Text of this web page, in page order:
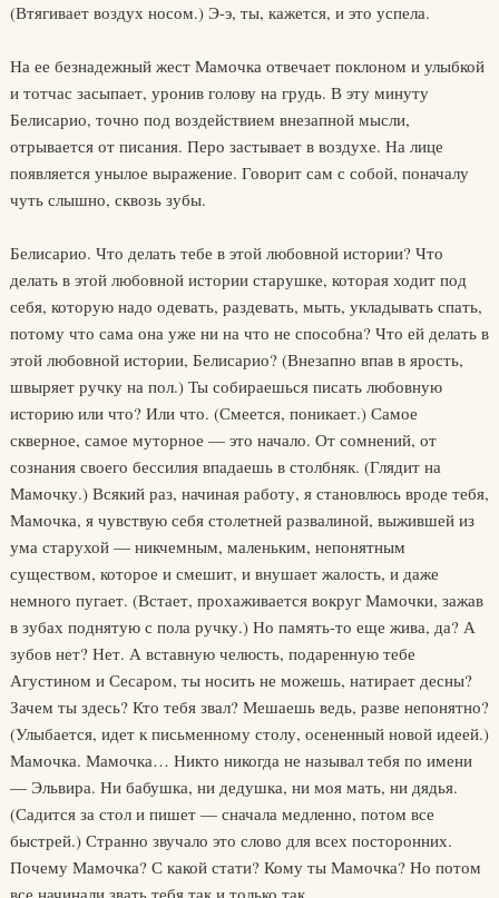
(Втягивает воздух носом.) Э-э, ты, кажется, и это успела.
На ее безнадежный жест Мамочка отвечает поклоном и улыбкой
и тотчас засыпает, уронив голову на грудь. В эту минуту
Белисарио, точно под воздействием внезапной мысли,
отрывается от писания. Перо застывает в воздухе. На лице
появляется унылое выражение. Говорит сам с собой, поначалу
чуть слышно, сквозь зубы.
Белисарио. Что делать тебе в этой любовной истории? Что
делать в этой любовной истории старушке, которая ходит под
себя, которую надо одевать, раздевать, мыть, укладывать спать,
потому что сама она уже ни на что не способна? Что ей делать в
этой любовной истории, Белисарио? (Внезапно впав в ярость,
швыряет ручку на пол.) Ты собираешься писать любовную
историю или что? Или что. (Смеется, поникает.) Самое
скверное, самое муторное — это начало. От сомнений, от
сознания своего бессилия впадаешь в столбняк. (Глядит на
Мамочку.) Всякий раз, начиная работу, я становлюсь вроде тебя,
Мамочка, я чувствую себя столетней развалиной, выжившей из
ума старухой — никчемным, маленьким, непонятным
существом, которое и смешит, и внушает жалость, и даже
немного пугает. (Встает, прохаживается вокруг Мамочки, зажав
в зубах поднятую с пола ручку.) Но память-то еще жива, да? А
зубов нет? Нет. А вставную челюсть, подаренную тебе
Агустином и Сесаром, ты носить не можешь, натирает десны?
Зачем ты здесь? Кто тебя звал? Мешаешь ведь, разве непонятно?
(Улыбается, идет к письменному столу, осененный новой идеей.)
Мамочка. Мамочка… Никто никогда не называл тебя по имени
— Эльвира. Ни бабушка, ни дедушка, ни моя мать, ни дядья.
(Садится за стол и пишет — сначала медленно, потом все
быстрей.) Странно звучало это слово для всех посторонних.
Почему Мамочка? С какой стати? Кому ты Мамочка? Но потом
все начинали звать тебя так и только так.